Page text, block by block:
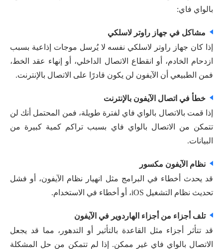
بالواي فاي:
مشاكل في جهاز راوتر لاسلكي
إذا كان جهاز راوتر لاسلكي نفسه لا يُرسل موجات إذاعية بسبب
ازدحام الخادم، أو انقطاع الاتصال الداخلي، أو إنهاء عقد الخط،
فمن الطبيعي أن الآيفون لن يكون قادرًا على الاتصال بالإنترنت.
خطأ في اتصال الآيفون بالإنترنت
إذا قمت بالاتصال بالواي فاي لفترة طويلة، فمن المحتمل أنك لن
تتمكن من الاتصال بالواي فاي بسبب تراكم كمية كبيرة من
البيانات.
نظام الآيفون مكسور
قد يحدث أخطاء في البرامج مثل انهيار نظام الآيفون، أو فشل
تحديث نظام التشغيل iOS، أو أخطاء في الاستخدام.
تلف أجزاء من أجزاء الهاردوير في الآيفون
قد تتأثر أجزاء مثل القاعدة بالتأثير أو التدهور، مما قد يجعل
الاتصال بالواي فاي غير ممكن. إذا لم تتمكن من حل المشكلة